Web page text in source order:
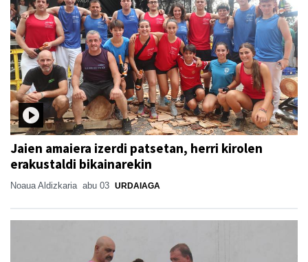
Jaien amaiera izerdi patsetan, herri kirolen
erakustaldi bikainarekin
Noaua Aldizkaria abu 03 URDAIAGA